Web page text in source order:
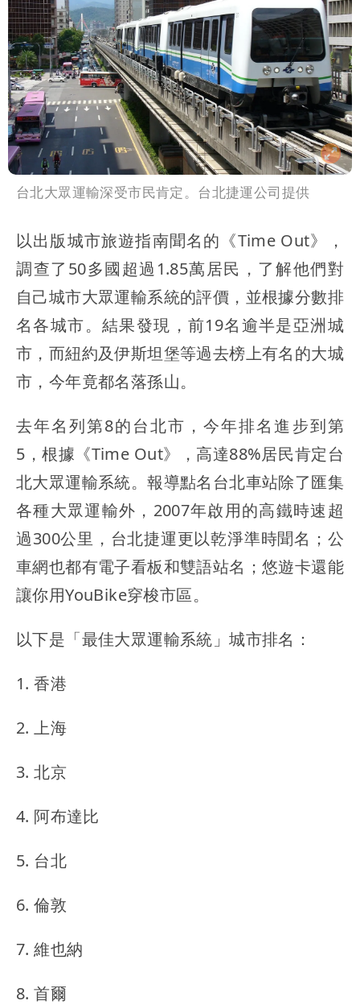
台北大眾運輸深受市民肯定。台北捷運公司提供
以出版城市旅遊指南聞名的《Time Out》，
調查了50多國超過1.85萬居民，了解他們對
自己城市大眾運輸系統的評價，並根據分數排
名各城市。結果發現，前19名逾半是亞洲城
市，而紐約及伊斯坦堡等過去榜上有名的大城
市，今年竟都名落孫山。
去年名列第8的台北市，今年排名進步到第
5，根據《Time Out》，高達88%居民肯定台
北大眾運輸系統。報導點名台北車站除了匯集
各種大眾運輸外，2007年啟用的高鐵時速超
過300公里，台北捷運更以乾淨準時聞名；公
車網也都有電子看板和雙語站名；悠遊卡還能
讓你用YouBike穿梭市區。
以下是「最佳大眾運輸系統」城市排名：
1. 香港
2. 上海
3. 北京
4. 阿布達比
5. 台北
6. 倫敦
7. 維也納
8. 首爾